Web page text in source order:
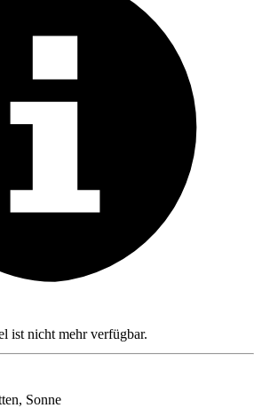
ist nicht mehr verfügbar.
Sonne